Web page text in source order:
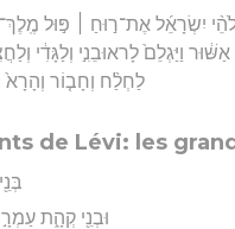
יִשְׂרָאֵ֜ל אֶת־ר֣וּחַ ׀ פּ֣וּל
וַיַּגְלֵם֙ לָראוּבֵנִ֣י וְלַגָּדִ֔י
לַחְלַ֨ח וְחָב֤וֹר וְהָרָא֙
de Lévi: les
וּבְנֵ֖י קְהָ֑ת